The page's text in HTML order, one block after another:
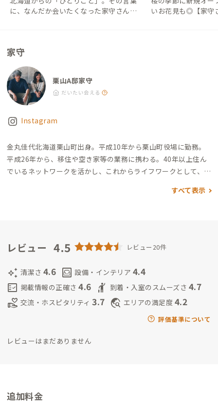
れた道産ワインがおすすめ。） その他 ・ファブラボ栗山β：徒
に、なんだか会いたくなった家守さんの
いお花見も◎【家守
家守
栗山A邸家守
だいたい会える
Instagram
金丸佳代北海道栗山町出身。平成10年から栗山町役場に勤務。
平成26年から、移住や空き家等の業務に携わる。40年以上住ん
でいるネットワークを活かし、これからライフワークとして、ま
います。タイミングが合えば町内をご案内しますので、お気軽に
拠点を移し、以降エモ／オルタナティブロック／ポストパンク
は東京のロックバンド「HINTO」のドラマーとして活躍中。RIS
ING SUN ROCK FESTIVAL、ROCK IN JAPAN FESTIVAL、COU
NTDOWN JAPAN等のロックフェスに出演。16年間の東京生活
を経て、2021年にUターンで栗山町へ拠点を移し、実家の農家
を経営しながら、バンド活動も行う二刀流で活動。
すべて表示
レビュー 4.5 レビュー20件
auto_awesome 清潔さ 4.6 living 設備・インテリア 4.4
fact_check 掲載情報の正確さ 4.6 hail 到着・入室のスムーズさ 4.7
volunteer_activism 交流・ホスピタリティ 3.7 travel_explore エリアの満足度 4.2
評価基準について
レビューはまだありません
追加料金